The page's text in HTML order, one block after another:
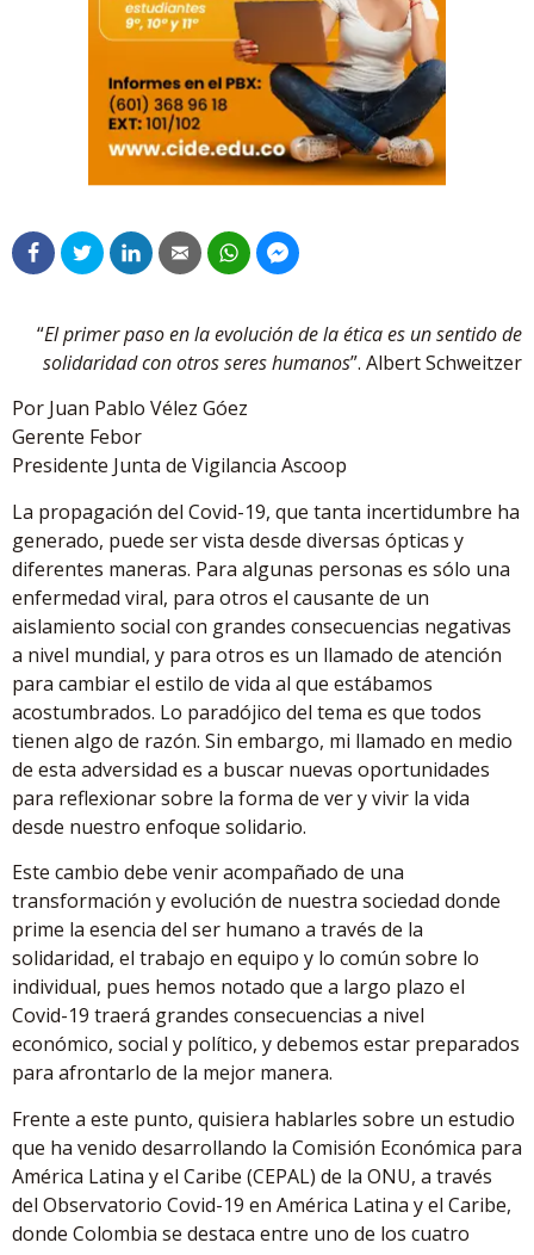
“El primer paso en la evolución de la ética es un sentido de
solidaridad con otros seres humanos”. Albert Schweitzer
Por Juan Pablo Vélez Góez
Gerente Febor
Presidente Junta de Vigilancia Ascoop
La propagación del Covid-19, que tanta incertidumbre ha
generado, puede ser vista desde diversas ópticas y
diferentes maneras. Para algunas personas es sólo una
enfermedad viral, para otros el causante de un
aislamiento social con grandes consecuencias negativas
a nivel mundial, y para otros es un llamado de atención
para cambiar el estilo de vida al que estábamos
acostumbrados. Lo paradójico del tema es que todos
tienen algo de razón. Sin embargo, mi llamado en medio
de esta adversidad es a buscar nuevas oportunidades
para reflexionar sobre la forma de ver y vivir la vida
desde nuestro enfoque solidario.
Este cambio debe venir acompañado de una
transformación y evolución de nuestra sociedad donde
prime la esencia del ser humano a través de la
solidaridad, el trabajo en equipo y lo común sobre lo
individual, pues hemos notado que a largo plazo el
Covid-19 traerá grandes consecuencias a nivel
económico, social y político, y debemos estar preparados
para afrontarlo de la mejor manera.
Frente a este punto, quisiera hablarles sobre un estudio
que ha venido desarrollando la Comisión Económica para
América Latina y el Caribe (CEPAL) de la ONU, a través
del Observatorio Covid-19 en América Latina y el Caribe,
donde Colombia se destaca entre uno de los cuatro